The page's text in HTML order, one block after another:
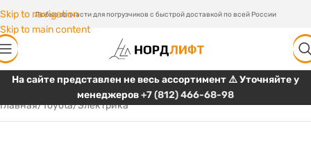
Skip to navigation
Skip to main content
Любые запчасти для погрузчиков с быстрой доставкой по всей России
На сайте представлен не весь ассортимент ⚠️ Уточняйте у
менеджеров+7 (812) 466-68-98
Главная/Toyota/Электрика